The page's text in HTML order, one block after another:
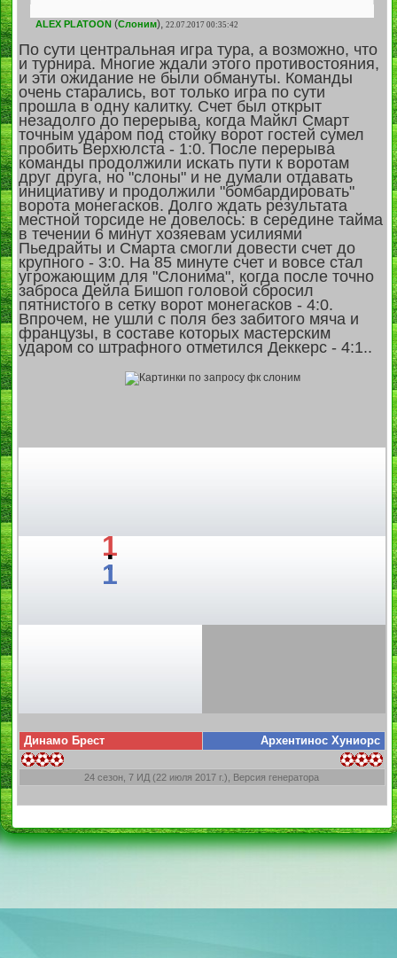
ALEX PLATOON(Слоним), 22.07.2017 00:35:42
По сути центральная игра тура, а возможно, что
и турнира. Многие ждали этого противостояния,
и эти ожидание не были обмануты. Команды
очень старались, вот только игра по сути
прошла в одну калитку. Счет был открыт
незадолго до перерыва, когда Майкл Смарт
точным ударом под стойку ворот гостей сумел
пробить Верхюлста - 1:0. После перерыва
команды продолжили искать пути к воротам
друг друга, но "слоны" и не думали отдавать
инициативу и продолжили "бомбардировать"
ворота монегасков. Долго ждать результата
местной торсиде не довелось: в середине тайма
в течении 6 минут хозяевам усилиями
Пьедрайты и Смарта смогли довести счет до
крупного - 3:0. На 85 минуте счет и вовсе стал
угрожающим для "Слонима", когда после точно
заброса Дейла Бишоп головой сбросил
пятнистого в сетку ворот монегасков - 4:0.
Впрочем, не ушли с поля без забитого мяча и
французы, в составе которых мастерским
ударом со штрафного отметился Деккерс - 4:1..
1
:
1
Динамо Брест Архентинос Хуниорс
24 сезон, 7 ИД (22 июля 2017 г.), Версия генератора